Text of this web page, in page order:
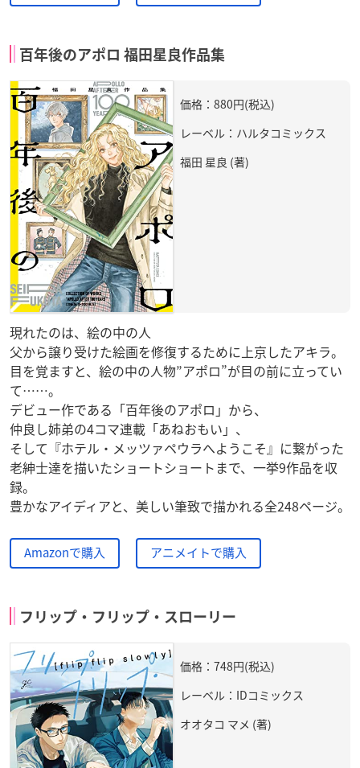
百年後のアポロ 福田星良作品集
価格：880円(税込)
レーベル：ハルタコミックス
福田 星良 (著)
現れたのは、絵の中の人
父から譲り受けた絵画を修復するために上京したアキラ。
目を覚ますと、絵の中の人物”アポロ”が目の前に立ってい
て……。
デビュー作である「百年後のアポロ」から、
仲良し姉弟の4コマ連載「あねおもい」、
そして『ホテル・メッツァペウラへようこそ』に繋がった
老紳士達を描いたショートショートまで、一挙9作品を収
録。
豊かなアイディアと、美しい筆致で描かれる全248ページ。
Amazonで購入 アニメイトで購入
フリップ・フリップ・スローリー
価格：748円(税込)
レーベル：IDコミックス
オオタコ マメ (著)